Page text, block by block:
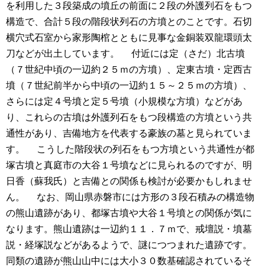
を利用した３段築成の墳丘の前面に２段の外護列石をもつ
構造で、合計５段の階段状列石の方墳とのことです。石切
横穴式石室から家形陶棺とともに見事な金銅装双龍環頭太
刀などが出土しています。
付近には定（さだ）北古墳
（７世紀中頃の一辺約２５ｍの方墳）、定東古墳・定西古
墳（７世紀前半から中頃の一辺約１５～２５ｍの方墳）、
さらには定４号墳と定５号墳（小規模な方墳）などがあ
り、これらの古墳は外護列石をもつ段構造の方墳という共
通性があり、吉備地方を代表する豪族の墓と見られていま
す。
こうした階段状の列石をもつ方墳という共通性が都
塚古墳と真庭市の大谷１号墳などに見られるのですが、明
日香（蘇我氏）と吉備との関係も検討が必要かもしれませ
ん。
なお、岡山県赤磐市には方形の３段石積みの構造物
の熊山遺跡があり、都塚古墳や大谷１号墳との関係が気に
なります。熊山遺跡は一辺約１１．７ｍで、戒壇説・墳墓
説・経塚説などがあるようで、謎につつまれた遺跡です。
同類の遺跡が熊山山中には大小３０数基確認されているそ